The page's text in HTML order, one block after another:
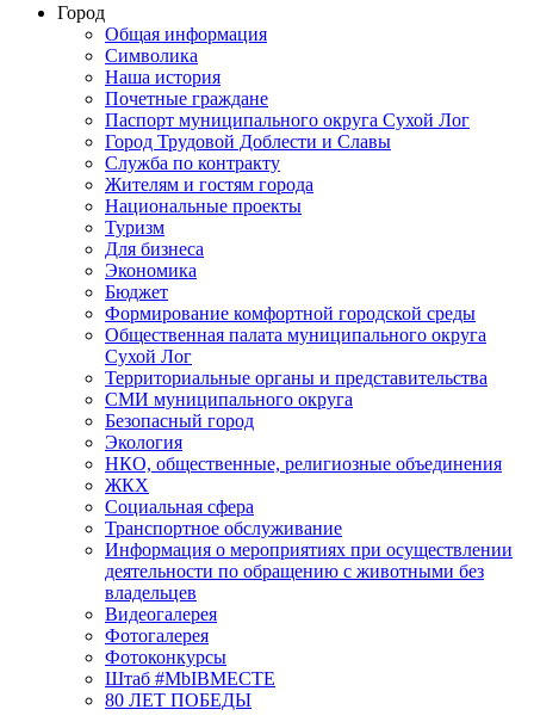
Город
Общая информация
Символика
Наша история
Почетные граждане
Паспорт муниципального округа Сухой Лог
Город Трудовой Доблести и Славы
Служба по контракту
Жителям и гостям города
Национальные проекты
Туризм
Для бизнеса
Экономика
Бюджет
Формирование комфортной городской среды
Общественная палата муниципального округа
Сухой Лог
Территориальные органы и представительства
СМИ муниципального округа
Безопасный город
Экология
НКО, общественные, религиозные объединения
ЖКХ
Социальная сфера
Транспортное обслуживание
Информация о мероприятиях при осуществлении
деятельности по обращению с животными без
владельцев
Видеогалерея
Фотогалерея
Фотоконкурсы
Штаб #MbIBMECTE
80 ЛЕТ ПОБЕДЫ